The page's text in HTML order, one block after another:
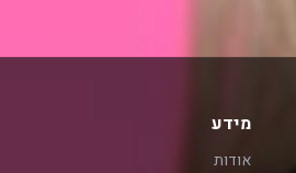
מידע
אודות